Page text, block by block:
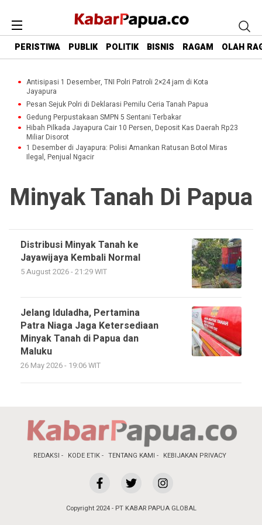
PERISTIWA PUBLIK POLITIK BISNIS RAGAM OLAH
Antisipasi 1 Desember, TNI Polri Patroli 2×24 jam di Kota
Jayapura
Pesan Sejuk Polri di Deklarasi Pemilu Ceria Tanah Papua
Gedung Perpustakaan SMPN 5 Sentani Terbakar
Hibah Pilkada Jayapura Cair 10 Persen, Deposit Kas Daerah Rp23
Miliar Disorot
1 Desember di Jayapura: Polisi Amankan Ratusan Botol Miras
Ilegal, Penjual Ngacir
Minyak Tanah Di Papua
Distribusi Minyak Tanah ke
Jayawijaya Kembali Normal
5 August 2026 - 21:29 WIT
Jelang Iduladha, Pertamina
Patra Niaga Jaga Ketersediaan
Minyak Tanah di Papua dan
Maluku
26 May 2026 - 19:06 WIT
REDAKSI KODE ETIK TENTANG KAMI KEBIJAKAN PRIVACY
Copyright 2024 - PT KABAR PAPUA GLOBAL